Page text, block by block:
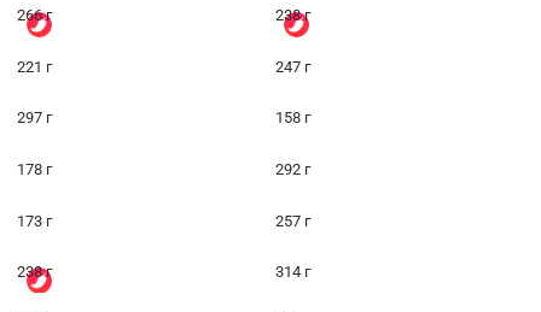
266 г 238 г
221 г 247 г
297 г 158 г
178 г 292 г
173 г 257 г
238 г 314 г